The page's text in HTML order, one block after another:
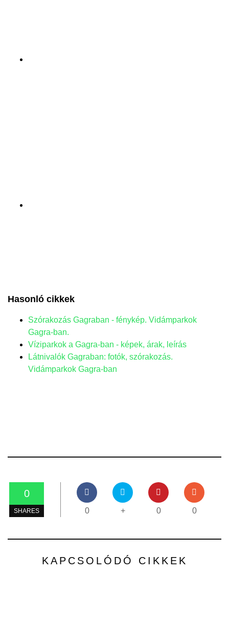
Hasonló cikkek
Szórakozás Gagraban - fénykép. Vidámparkok
Gagra-ban.
Víziparkok a Gagra-ban - képek, árak, leírás
Látnivalók Gagraban: fotók, szórakozás.
Vidámparkok Gagra-ban
0
SHARES 0 + 0 0
KAPCSOLÓDÓ CIKKEK